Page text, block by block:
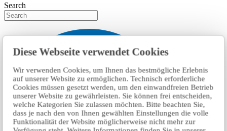
Diese Webseite verwendet Cookies
Wir verwenden Cookies, um Ihnen das bestmögliche Erlebnis
auf unserer Website zu ermöglichen. Technisch erforderliche
Cookies müssen gesetzt werden, um den einwandfreien Betrieb
unserer Website zu gewährleisten. Sie können frei entscheiden,
welche Kategorien Sie zulassen möchten. Bitte beachten Sie,
dass je nach den von Ihnen gewählten Einstellungen die volle
Funktionalität der Website möglicherweise nicht mehr zur
Search